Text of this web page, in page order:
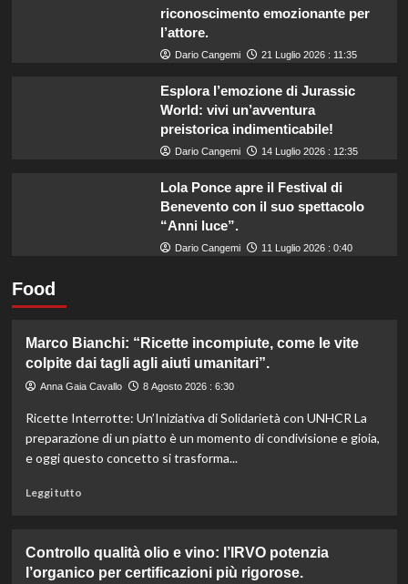
riconoscimento emozionante per
l’attore.
Dario Cangemi 21 Luglio 2026 : 11:35
Esplora l’emozione di Jurassic
World: vivi un’avventura
preistorica indimenticabile!
Dario Cangemi 14 Luglio 2026 : 12:35
Lola Ponce apre il Festival di
Benevento con il suo spettacolo
“Anni luce”.
Dario Cangemi 11 Luglio 2026 : 0:40
Food
Marco Bianchi: “Ricette incompiute, come le vite
colpite dai tagli agli aiuti umanitari”.
Anna Gaia Cavallo 8 Agosto 2026 : 6:30
Ricette Interrotte: Un’Iniziativa di Solidarietà con UNHCR La
preparazione di un piatto è un momento di condivisione e gioia,
e oggi questo concetto si trasforma...
Leggi tuttoLeggi
Marco
Bianchi:
Controllo qualità olio e vino: l’IRVO potenzia
l’organico per certificazioni più rigorose.